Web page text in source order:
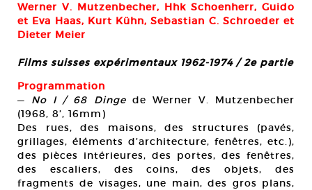
Werner V. Mutzenbecher, Hhk Schoenherr, Guido
et Eva Haas, Kurt Kühn, Sebastian C. Schroeder et
Dieter Meier
Films suisses expérimentaux 1962-1974 / 2e partie
Programmation
— No I / 68 Dingede Werner V. Mutzenbecher
(1968, 8’, 16mm)
Des rues, des maisons, des structures (pavés,
grillages, éléments d’architecture, fenêtres, etc.),
des pièces intérieures, des portes, des fenêtres,
des escaliers, des coins, des objets, des
fragments de visages, une main, des gros plans,